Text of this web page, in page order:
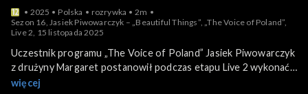
2025 Polska rozrywka
2m
Sezon 16, Jasiek Piwowarczyk – „Beautiful Things”, „The Voice of Poland”,
Live 2, 15 listopada 2025
Uczestnik programu „The Voice of Poland” Jasiek Piwowarczyk
z drużyny Margaret postanowił podczas etapu Live 2 wykonać
piosenkę „Beautiful Things”. To utwór amerykańskiego
więcej